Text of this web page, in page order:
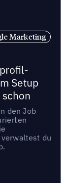
Marketing
Setup
den Job
du